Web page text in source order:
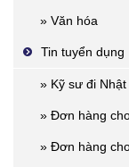
» Văn hóa
Tin tuyển dụng
» Kỹ sư đi Nhật
» Đơn hàng
» Đơn hàng